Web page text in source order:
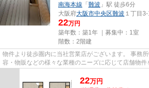
南海本線 「難波 」駅 徒歩6分
大阪府大阪市中央区難波 １丁目
22万円
築年数：築1年 ｜募集中： 1室
階数：2階建
物件より徒歩圏内に当社営業店がございます。 事務
容・物販などの様々な業種のニーズに応じて店舗物件
尚、弊社ではおとり広告は一切...
22万円